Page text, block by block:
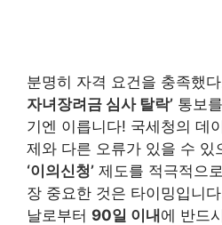
분명히 자격 요건을 충족했
자녀장려금 심사 탈락’ 통보
기엔 이릅니다! 국세청의 데
제와 다른 오류가 있을 수 있
‘이의신청’ 제도를 적극적으
장 중요한 것은 타이밍입니
날로부터 90일 이내에 반드